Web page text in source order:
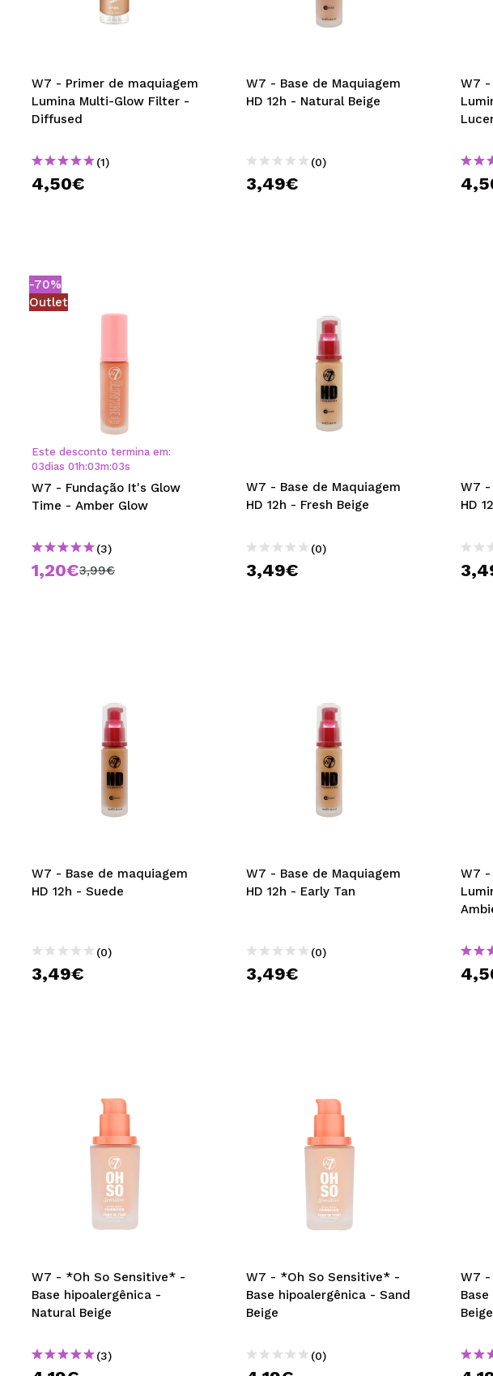
MAQUIFARMA
TRAVEL SIZE
NATURE
DESCONTOS
BLOG
W7 - Primer de maquiagem
Lumina Multi-Glow Filter -
Diffused
(1)
4,50€
W7 - Base de Maquiagem
HD 12h - Natural Beige
(0)
3,49€
W7 -
-70%
Outlet
Este desconto termina em:
03dias 01 h:03m:02s
W7 - Fundação It's Glow
Time - Amber Glow
(3)
1,20€3,99€
W7 - Base de Maquiagem
HD 12h - Fresh Beige
(0)
3,49€
W7 -
HD
W7 - Base de maquiagem
HD 12h - Suede
(0)
3,49€
W7 - Base de Maquiagem
HD 12h - Early Tan
(0)
3,49€
W7 -
W7 - *Oh So Sensitive* -
Base hipoalergênica -
Natural Beige
(3)
W7 - *Oh So Sensitive* -
Base hipoalergênica - Sand
Beige
(0)
W7 -
Beige